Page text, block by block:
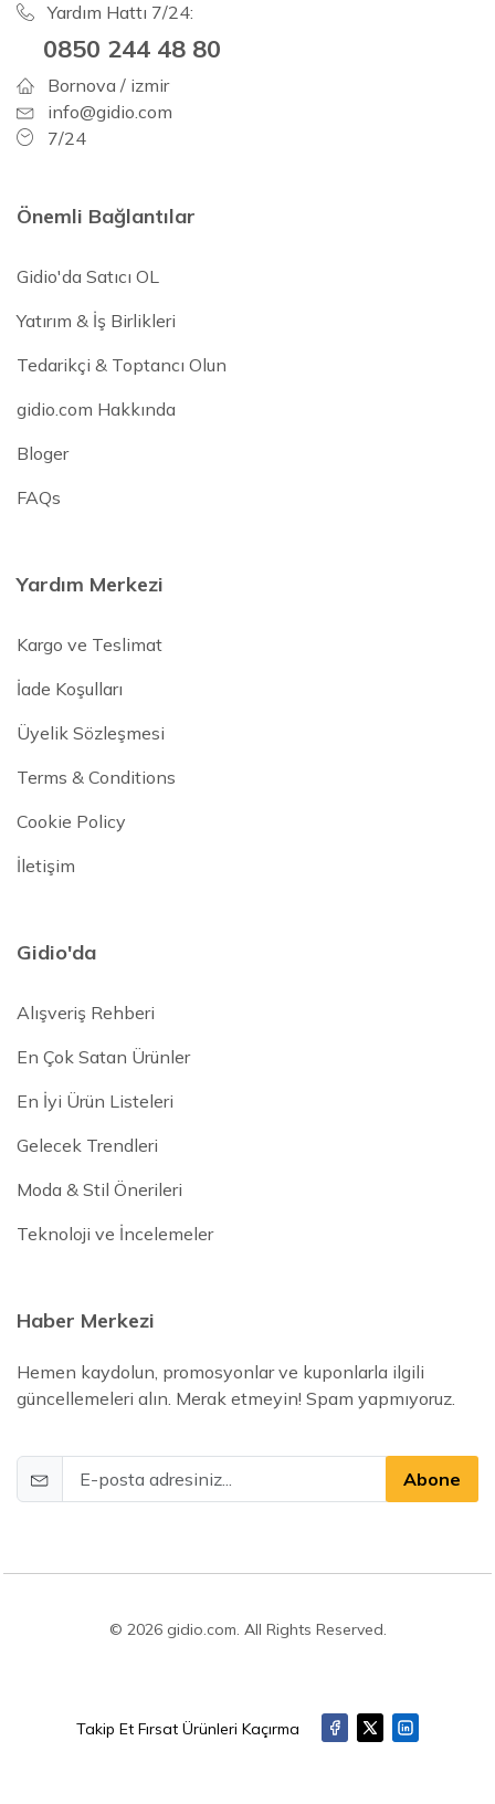
Yardım Hattı 7/24:
0850 244 48 80
Bornova / izmir
info@gidio.com
7/24
Önemli Bağlantılar
Gidio'da Satıcı OL
Yatırım & İş Birlikleri
Tedarikçi & Toptancı Olun
gidio.com Hakkında
Bloger
FAQs
Yardım Merkezi
Kargo ve Teslimat
İade Koşulları
Üyelik Sözleşmesi
Terms & Conditions
Cookie Policy
İletişim
Gidio'da
Alışveriş Rehberi
En Çok Satan Ürünler
En İyi Ürün Listeleri
Gelecek Trendleri
Moda & Stil Önerileri
Teknoloji ve İncelemeler
Haber Merkezi
Hemen kaydolun, promosyonlar ve kuponlarla ilgili
güncellemeleri alın. Merak etmeyin! Spam yapmıyoruz.
Abone
© 2026 gidio.com. All Rights Reserved.
Takip Et Fırsat Ürünleri Kaçırma